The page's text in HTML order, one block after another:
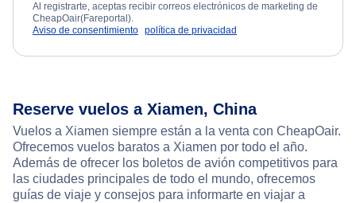
Al registrarte, aceptas recibir correos electrónicos de marketing de
CheapOair(Fareportal).
Aviso de consentimiento política de privacidad
Reserve vuelos a Xiamen, China
Vuelos a Xiamen siempre están a la venta con CheapOair.
Ofrecemos vuelos baratos a Xiamen por todo el año.
Además de ofrecer los boletos de avión competitivos para
las ciudades principales de todo el mundo, ofrecemos
guías de viaje y consejos para informarte en viajar a